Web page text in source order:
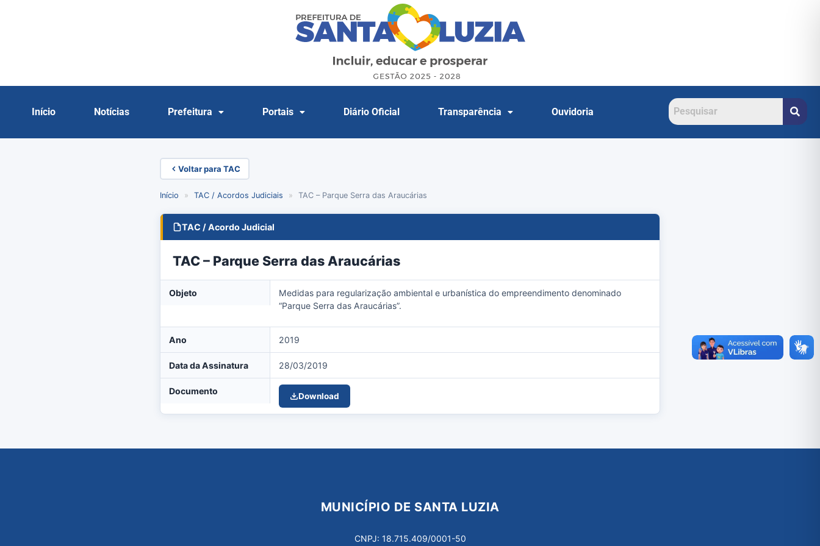
Início Notícias Prefeitura Portais Diário Oficial Transparência Ouvidoria
Voltar para TAC
Início » TAC / Acordos Judiciais » TAC – Parque Serra das Araucárias
TAC / Acordo Judicial
TAC – Parque Serra das Araucárias
Objeto
Medidas para regularização ambiental e urbanística do empreendimento denominado
“Parque Serra das Araucárias”.
Ano 2019
Data da Assinatura 28/03/2019
Documento Download
MUNICÍPIO DE SANTA LUZIA
CNPJ: 18.715.409/0001-50